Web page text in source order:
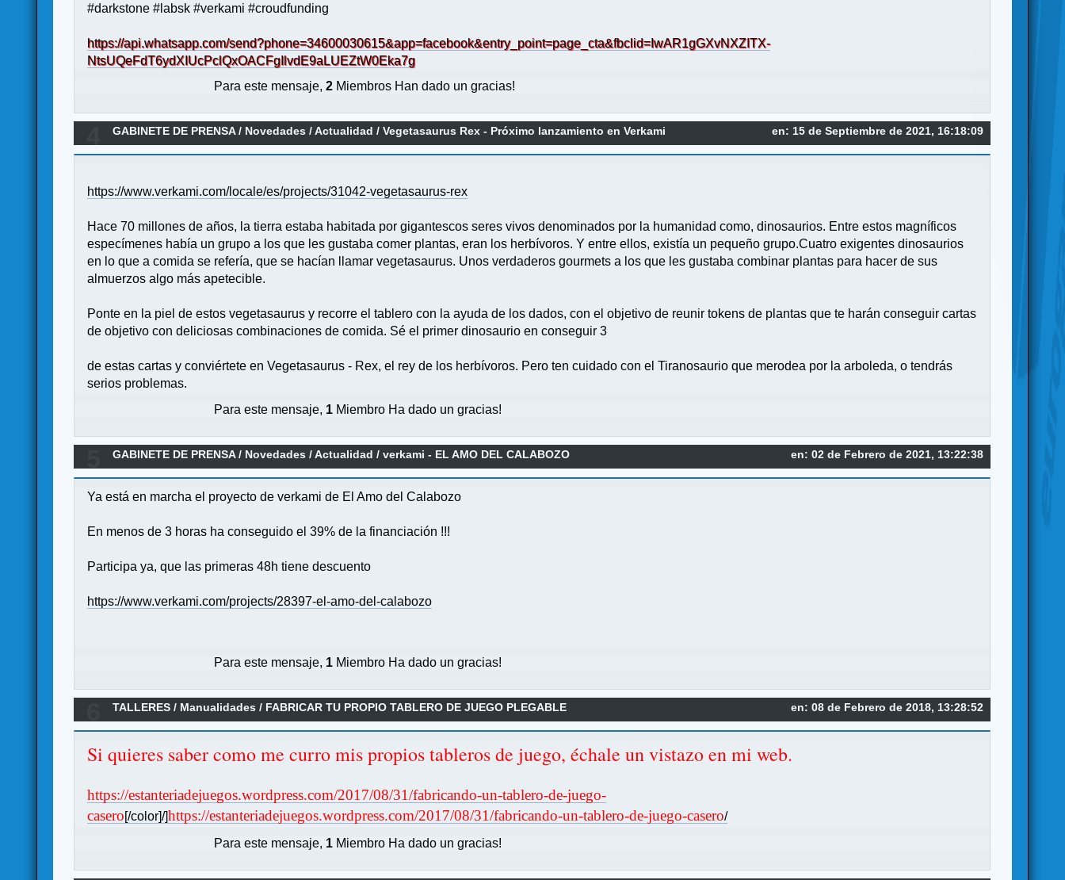
#darkstone #labsk #verkami #croudfunding
https://api.whatsapp.com/send?phone=34600030615&app=facebook&entry_point=page_cta&fbclid=IwAR1gGXvNXZITX-
NtsUQeFdT6ydXIUcPclQxOACFgIlvdE9aLUEZtW0Eka7g
Para este mensaje,2 Miembros Han dado un gracias!
en: 15 de Septiembre de 2021, 16:18:09
GABINETE DE PRENSA/ Novedades / Actualidad /Vegetasaurus Rex - Próximo lanzamiento en Verkami
https://www.verkami.com/locale/es/projects/31042-vegetasaurus-rex
Hace 70 millones de años, la tierra estaba habitada por gigantescos seres vivos denominados por la humanidad como, dinosaurios. Entre estos magníficos
especímenes había un grupo a los que les gustaba comer plantas, eran los herbívoros. Y entre ellos, existía un pequeño grupo.Cuatro exigentes dinosaurios
en lo que a comida se refería, que se hacían llamar vegetasaurus. Unos verdaderos gourmets a los que les gustaba combinar plantas para hacer de sus
almuerzos algo más apetecible.
Ponte en la piel de estos vegetasaurus y recorre el tablero con la ayuda de los dados, con el objetivo de reunir tokens de plantas que te harán conseguir cartas
de objetivo con deliciosas combinaciones de comida. Sé el primer dinosaurio en conseguir 3
de estas cartas y conviértete en Vegetasaurus - Rex, el rey de los herbívoros. Pero ten cuidado con el Tiranosaurio que merodea por la arboleda, o tendrás
serios problemas.
Para este mensaje, 1 Miembro Ha dado un gracias!
en: 02 de Febrero de 2021, 13:22:38
GABINETE DE PRENSA/ Novedades / Actualidad /verkami - EL AMO DEL CALABOZO
Ya está en marcha el proyecto de verkami de El Amo del Calabozo
En menos de 3 horas ha conseguido el 39% de la financiación !!!
Participa ya, que las primeras 48h tiene descuento
https://www.verkami.com/projects/28397-el-amo-del-calabozo
Para este mensaje, 1 Miembro Ha dado un gracias!
en: 08 de Febrero de 2018, 13:28:52
TALLERES / Manualidades / FABRICAR TU PROPIO TABLERO DE JUEGO PLEGABLE
Si quieres saber como me curro mis propios tableros de juego, échale un vistazo en mi web.
https://estanteriadejuegos.wordpress.com/2017/08/31/fabricando-un-tablero-de-juego-
casero[/color]/]https://estanteriadejuegos.wordpress.com/2017/08/31/fabricando-un-tablero-de-juego-casero/
Para este mensaje, 1 Miembro Ha dado un gracias!